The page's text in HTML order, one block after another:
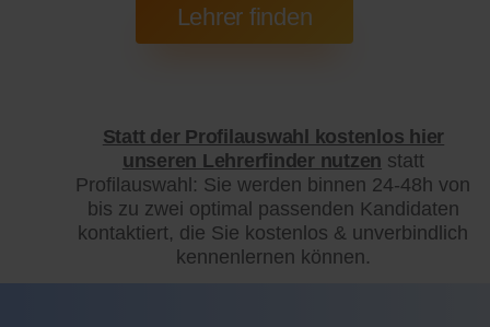
Statt der Profilauswahl kostenlos hier
unseren Lehrerfinder nutzen statt
Profilauswahl: Sie werden binnen 24-48h von
bis zu zwei optimal passenden Kandidaten
kontaktiert, die Sie kostenlos & unverbindlich
kennenlernen können.